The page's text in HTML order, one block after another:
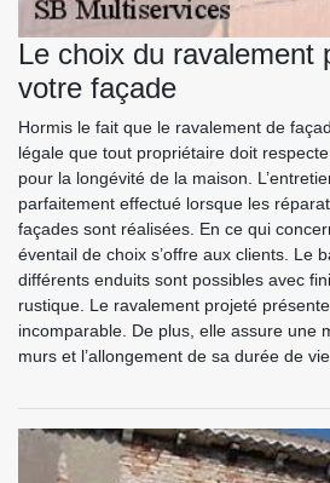
Le choix du ravalement
votre façade
Hormis le fait que le ravalement de
légale que tout propriétaire doit
pour la longévité de la maison.
parfaitement effectué lorsque les
façades sont réalisées. En ce qui
éventail de choix s’offre aux clients. Le
différents enduits sont possibles avec
rustique. Le ravalement projeté
incomparable. De plus, elle assure une
murs et l’allongement de sa durée de